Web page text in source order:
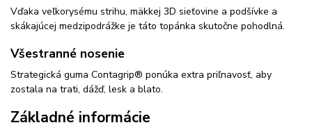
Vďaka veľkorysému strihu, mäkkej 3D sieťovine a podšívke a
skákajúcej medzipodrážke je táto topánka skutočne pohodlná.
Všestranné nosenie
Strategická guma Contagrip® ponúka extra priľnavosť, aby
zostala na trati, dážď, lesk a blato.
Základné informácie